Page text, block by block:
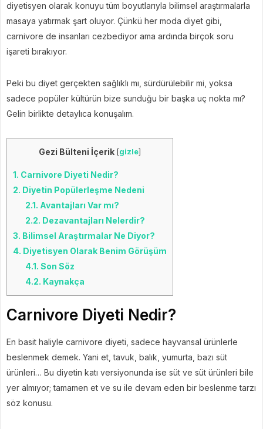
diyetisyen olarak konuyu tüm boyutlarıyla bilimsel araştırmalarla
masaya yatırmak şart oluyor. Çünkü her moda diyet gibi,
carnivore de insanları cezbediyor ama ardında birçok soru
işareti bırakıyor.
Peki bu diyet gerçekten sağlıklı mı, sürdürülebilir mi, yoksa
sadece popüler kültürün bize sunduğu bir başka uç nokta mı?
Gelin birlikte detaylıca konuşalım.
Gezi Bülteni İçerik [gizle]
1. Carnivore Diyeti Nedir?
2. Diyetin Popülerleşme Nedeni
2.1. Avantajları Var mı?
2.2. Dezavantajları Nelerdir?
3. Bilimsel Araştırmalar Ne Diyor?
4. Diyetisyen Olarak Benim Görüşüm
4.1. Son Söz
4.2. Kaynakça
Carnivore Diyeti Nedir?
En basit haliyle carnivore diyeti, sadece hayvansal ürünlerle
beslenmek demek. Yani et, tavuk, balık, yumurta, bazı süt
ürünleri… Bu diyetin katı versiyonunda ise süt ve süt ürünleri bile
yer almıyor; tamamen et ve su ile devam eden bir beslenme tarzı
söz konusu.